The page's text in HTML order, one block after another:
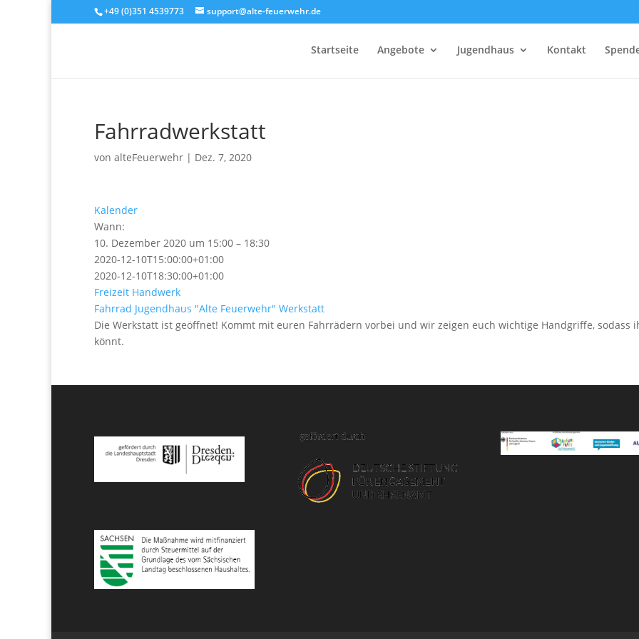
+49 (0)351 4539773 support@alte-feuerwehr.de
Startseite Angebote Jugendhaus Kontakt
Fahrradwerkstatt
von alteFeuerwehr | Dez. 7, 2020
Kalender
Wann:
10. Dezember 2020 um 15:00 – 18:30
2020-12-10T15:00:00+01:00
2020-12-10T18:30:00+01:00
Freizeit Handwerk
Fahrrad Jugendhaus "Alte Feuerwehr" Werkstatt
Die Werkstatt ist geöffnet! Kommt mit euren Fahrrädern vorbei und wir zeigen euch wichtige Handgriffe,
könnt.